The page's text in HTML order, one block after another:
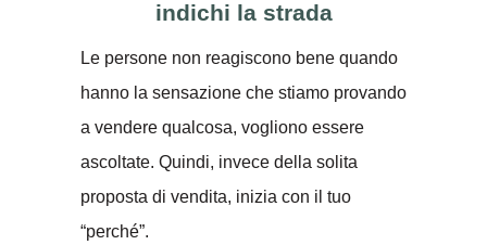
indichi la strada
Le persone non reagiscono bene quando
hanno la sensazione che stiamo provando
a vendere qualcosa, vogliono essere
ascoltate. Quindi, invece della solita
proposta di vendita, inizia con il tuo
“perché”.